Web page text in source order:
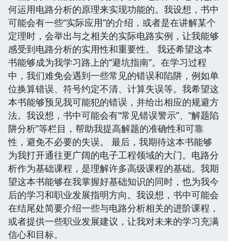
何运用电路分析的原理来实现功能的。我设想，书中
可能会有一些“实际应用”的介绍，或者是在讲解某个
定理时，会举出与之相关的实际电路实例，让我能够
感受到电路分析的实用性和重要性。 我还希望这本
书能够成为我学习路上的“避坑指南”。在学习过程
中，我们难免会遇到一些常见的错误和陷阱，例如单
位换算错误、符号约定不清、计算失误等。我希望这
本书能够预见我可能犯的错误，并给出相应的规避方
法。我设想，书中可能会有“常见错误警示”、“解题陷
阱分析”等栏目，帮助我提高解题的准确性和可靠
性，避免不必要的失误。 最后，我期待这本书能够
为我打开通往更广阔的电子工程领域的大门。电路分
析作为基础课程，是理解许多高级课程的基础。我期
望这本书能够在我掌握好基础知识的同时，也为我今
后的学习和职业发展指明方向。我设想，书中可能会
在结尾处简要介绍一些与电路分析相关的进阶课程，
或者提供一些职业发展建议，让我对未来的学习充满
信心和目标。